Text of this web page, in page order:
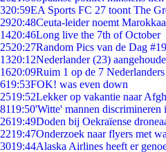
320:59EA Sports FC 27 toont The
2920:48Ceuta-leider noemt
1420:46Long live the 7th of October
2520:27Random Pics van de Dag
1320:12Nederlander (23)
1620:09Ruim 1 op de 7
619:53FOK! was even down
2519:52Lekker op vakantie naar
8119:50'Witte' mannen
2619:49Doden bij Oekraïense
2219:47Onderzoek naar flyers met
3019:44Alaska Airlines heeft er